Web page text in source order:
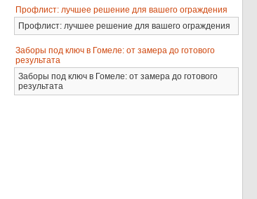
Профлист: лучшее решение для вашего ограждения
Профлист: лучшее решение для вашего ограждения
Заборы под ключ в Гомеле: от замера до готового
результата
Заборы под ключ в Гомеле: от замера до готового
результата